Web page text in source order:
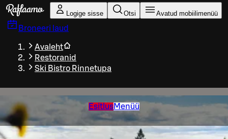
Liigu peamise sisu juurde
Logige sisse Otsi Avatud mobiilimenüü
Broneeri laud
Avaleht
Restoranid
Ski Bistro Rinnetupa
EsitlusMenüü